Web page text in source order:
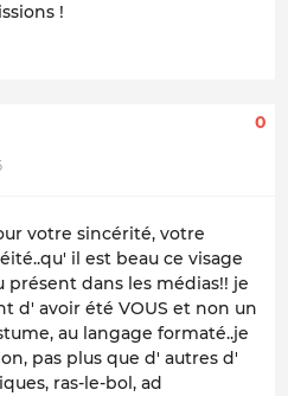
!
0
votre sincérité, votre
il est beau ce visage
présent dans les médias!! je
d' avoir été VOUS et non un
au langage formaté..je
pas plus que d' autres d'
ras-le-bol, ad